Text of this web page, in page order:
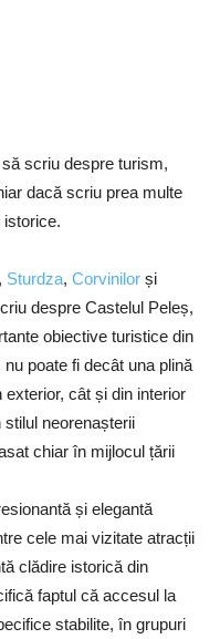
scriu despre turism,
dacă scriu prea multe
istorice.
Sturdza, Corvinilor și
despre Castelul Peleș,
obiective turistice din
poate fi decât una plină
cât și din interior
neorenașterii
chiar în mijlocul țării
și elegantă
cele mai vizitate atracții
clădire istorică din
faptul că accesul la
stabilite, în grupuri